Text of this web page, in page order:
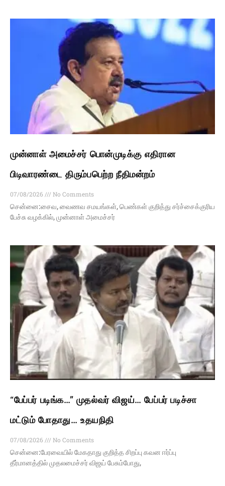
முன்னாள் அமைச்சர் பொன்முடிக்கு எதிரான
பிடிவாரண்டை திரும்பபெற்ற நீதிமன்றம்
07/08/2026
No Comments
சென்னை:சைவ, வைணவ சமயங்கள், பெண்கள் குறித்து சர்ச்சைக்குரிய
பேச்சு வழக்கில், முன்னாள் அமைச்சர்
“பேப்பர் படிங்க…” முதல்வர் விஜய்… பேப்பர் படிச்சா
மட்டும் போதாது… உதயநிதி
07/08/2026
No Comments
சென்னை:பேரவையில் மேகதாது குறித்த சிறப்பு கவன ஈர்ப்பு
தீர்மானத்தில் முதலமைச்சர் விஜய் பேசும்போது,